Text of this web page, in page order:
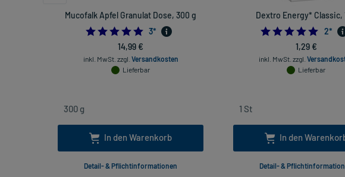
Mucofalk Apfel Granulat Dose, 300 g
5.0
3*
14,99 €
inkl. MwSt. zzgl. Versandkosten
Lieferbar
In den Warenkorb
Detail- & Pflichtinformationen
Dextro Energy* Classic,
5.0
2*
1,29 €
inkl. MwSt. zzgl.
Lieferbar
In den
Detail- &